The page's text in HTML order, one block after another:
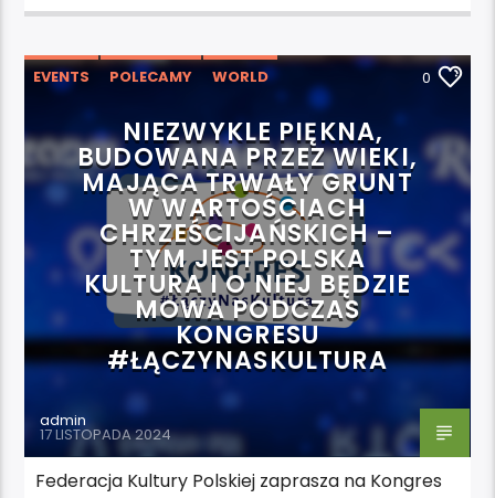
EVENTS POLECAMY
WORLD
0
NIEZWYKLE PIĘKNA,
BUDOWANA PRZEZ WIEKI,
MAJĄCA TRWAŁY GRUNT
W WARTOŚCIACH
CHRZEŚCIJAŃSKICH –
TYM JEST POLSKA
KULTURA I O NIEJ BĘDZIE
MOWA PODCZAS
KONGRESU
#ŁĄCZYNASKULTURA
admin
17 LISTOPADA 2024
Federacja Kultury Polskiej zaprasza na Kongres